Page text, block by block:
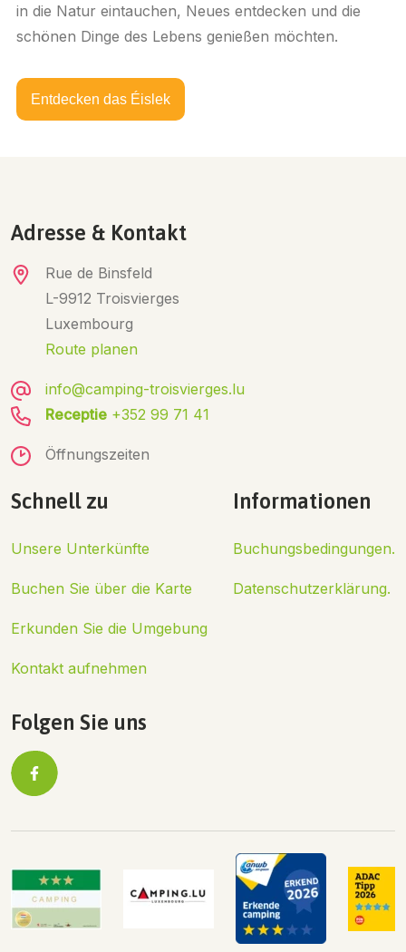
in die Natur eintauchen, Neues entdecken und die
schönen Dinge des Lebens genießen möchten.
Entdecken das Éislek
Adresse & Kontakt
Rue de Binsfeld
L-9912 Troisvierges
Luxembourg
Route planen
info@camping-troisvierges.lu
Receptie +352 99 71 41
Öffnungszeiten
Schnell zu
Unsere Unterkünfte
Buchen Sie über die Karte
Erkunden Sie die Umgebung
Kontakt aufnehmen
Informationen
Buchungsbedingungen.
Datenschutzerklärung.
Folgen Sie uns